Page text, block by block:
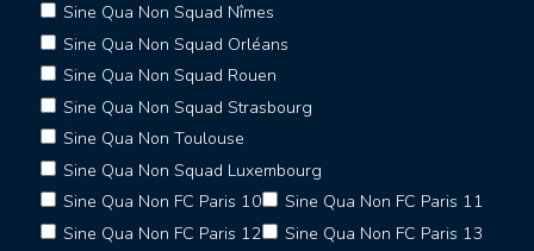
Sine Qua Non Squad Nîmes
Sine Qua Non Squad Orléans
Sine Qua Non Squad Rouen
Sine Qua Non Squad Strasbourg
Sine Qua Non Toulouse
Sine Qua Non Squad Luxembourg
Sine Qua Non FC Paris 10
Sine Qua Non FC Paris 11
Sine Qua Non FC Paris 12
Sine Qua Non FC Paris 13